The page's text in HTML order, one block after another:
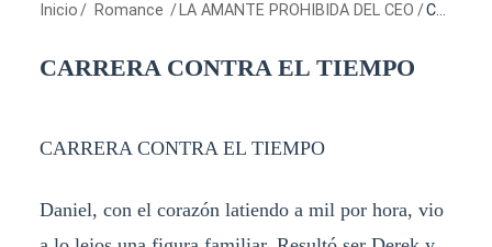
Inicio / Romance / LA AMANTE PROHIBIDA DEL CEO /CARRERA CONTRA EL TIEMPO
CARRERA CONTRA EL TIEMPO
CARRERA CONTRA EL TIEMPO
Daniel, con el corazón latiendo a mil por hora, vio